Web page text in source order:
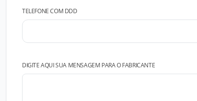
TELEFONE COM DDD
DIGITE AQUI SUA MENSAGEM PARA O FABRICANTE